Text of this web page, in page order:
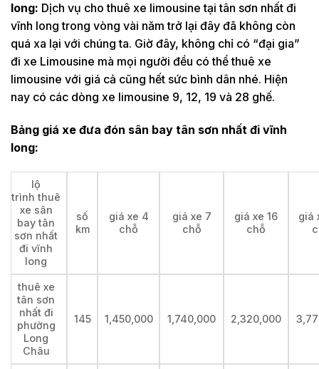
long: Dịch vụ cho thuê xe limousine tại tân sơn nhất đi
vĩnh long trong vòng vài năm trở lại đây đã không còn
quá xa lại với chúng ta. Giờ đây, không chỉ có “đại gia”
đi xe Limousine mà mọi người đều có thể thuê xe
limousine với giá cả cũng hết sức bình dân nhé. Hiện
nay có các dòng xe limousine 9, 12, 19 và 28 ghế.
Bảng giá xe đưa đón sân bay tân sơn nhất đi vĩnh
long:
lộ
trình thuê
xe sân
bay tân
sơn nhất
đi vĩnh
long
số
km
giá xe 4
chỗ
giá xe 7
chỗ
giá xe 16
chỗ
giá
thuê xe
tân sơn
nhất đi
phường
Long
Châu
145 1,450,000 1,740,000 2,320,000